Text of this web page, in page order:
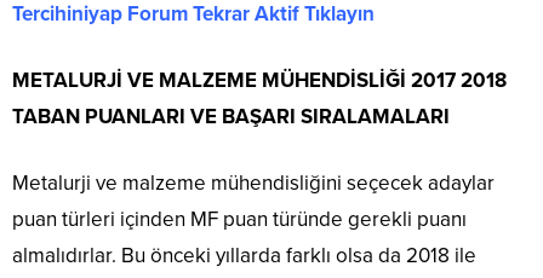
Tercihiniyap Forum Tekrar Aktif Tıklayın
METALURJİ VE MALZEME MÜHENDİSLİĞİ 2017 2018
TABAN PUANLARI VE BAŞARI SIRALAMALARI
Metalurji ve malzeme mühendisliğini seçecek adaylar
puan türleri içinden MF puan türünde gerekli puanı
almalıdırlar. Bu önceki yıllarda farklı olsa da 2018 ile